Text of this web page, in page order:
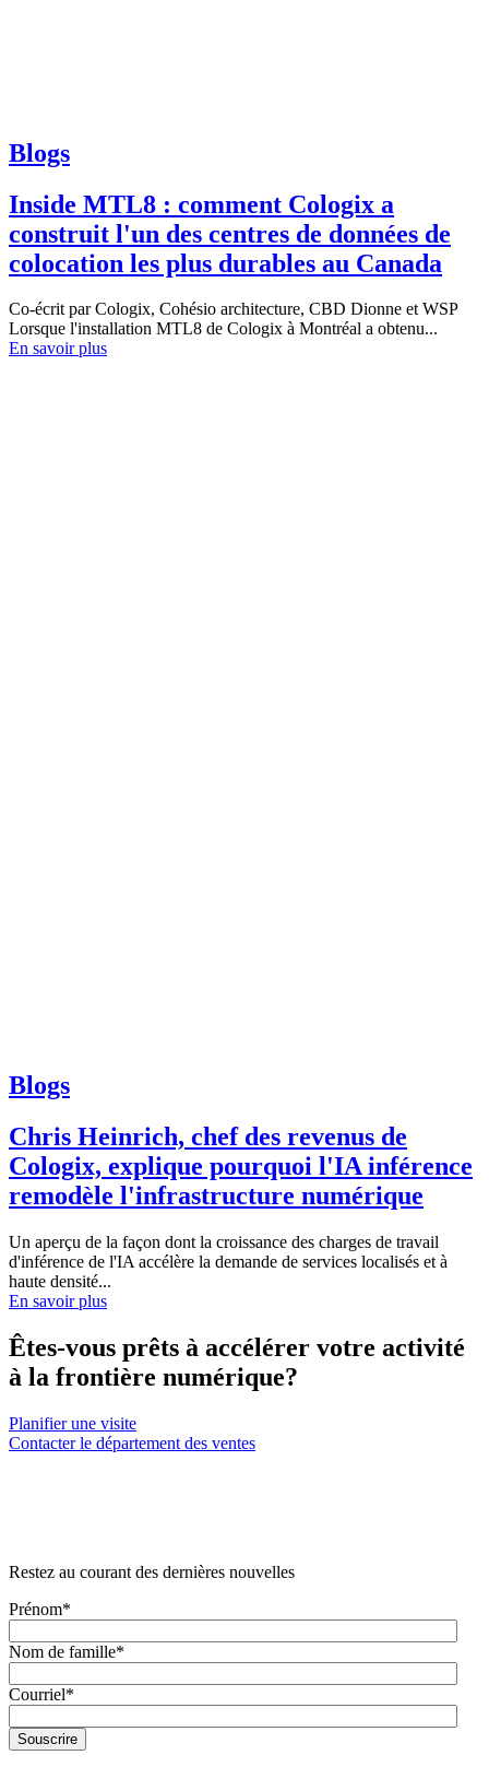
Blogs
Inside MTL8 : comment Cologix a
construit l'un des centres de données de
colocation les plus durables au Canada
Co-écrit par Cologix, Cohésio architecture, CBD Dionne et WSP
Lorsque l'installation MTL8 de Cologix à Montréal a obtenu...
En savoir plus
Blogs
Chris Heinrich, chef des revenus de
Cologix, explique pourquoi l'IA inférence
remodèle l'infrastructure numérique
Un aperçu de la façon dont la croissance des charges de travail
d'inférence de l'IA accélère la demande de services localisés et à
haute densité...
En savoir plus
Êtes-vous prêts à accélérer votre activité
à la frontière numérique?
Planifier une visite
Contacter le département des ventes
Restez au courant des dernières nouvelles
Prénom*
Nom de famille*
Courriel*